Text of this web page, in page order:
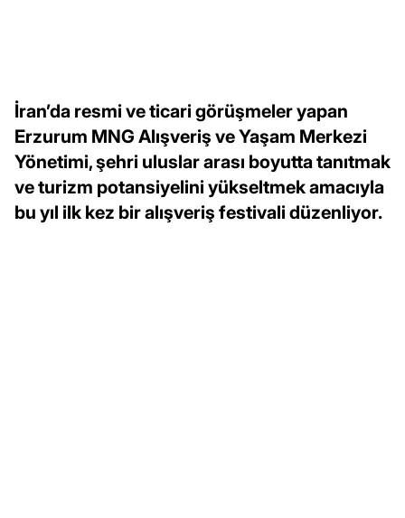
İran’da resmi ve ticari görüşmeler yapan
Erzurum MNG Alışveriş ve Yaşam Merkezi
Yönetimi, şehri uluslar arası boyutta tanıtmak
ve turizm potansiyelini yükseltmek amacıyla
bu yıl ilk kez bir alışveriş festivali düzenliyor.